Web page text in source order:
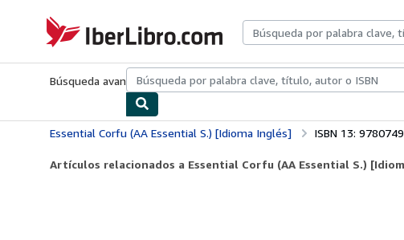
IberLibro.com
Búsqueda avanzadaColecciones Libros antiguosArte y coleccionismo
Essential Corfu (AA Essential S.) [Idioma Inglés] ISBN 13:
Artículos relacionados a Essential Corfu (AA Essential S.)